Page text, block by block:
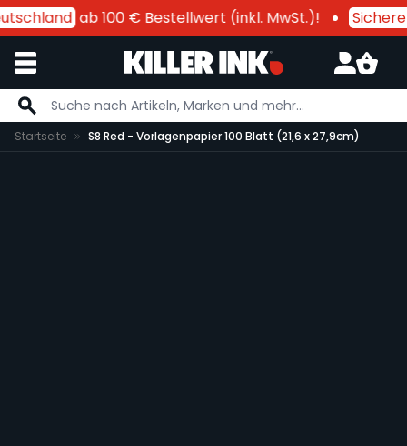
ab 100 € Bestellwert (inkl. MwSt.)!
Zum Inhalt springen
Startseite S8 Red - Vorlagenpapier 100 Blatt (21,6 x 27,9cm)